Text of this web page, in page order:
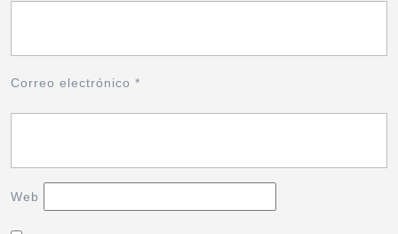
Correo electrónico *
Web